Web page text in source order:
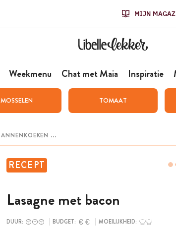
MIJN
Weekmenu Chat met Maia Inspiratie
MOSSELEN TOMAAT
RECEPT
Lasagne met bacon
DUUR: BUDGET: MOEILIJKHEID: